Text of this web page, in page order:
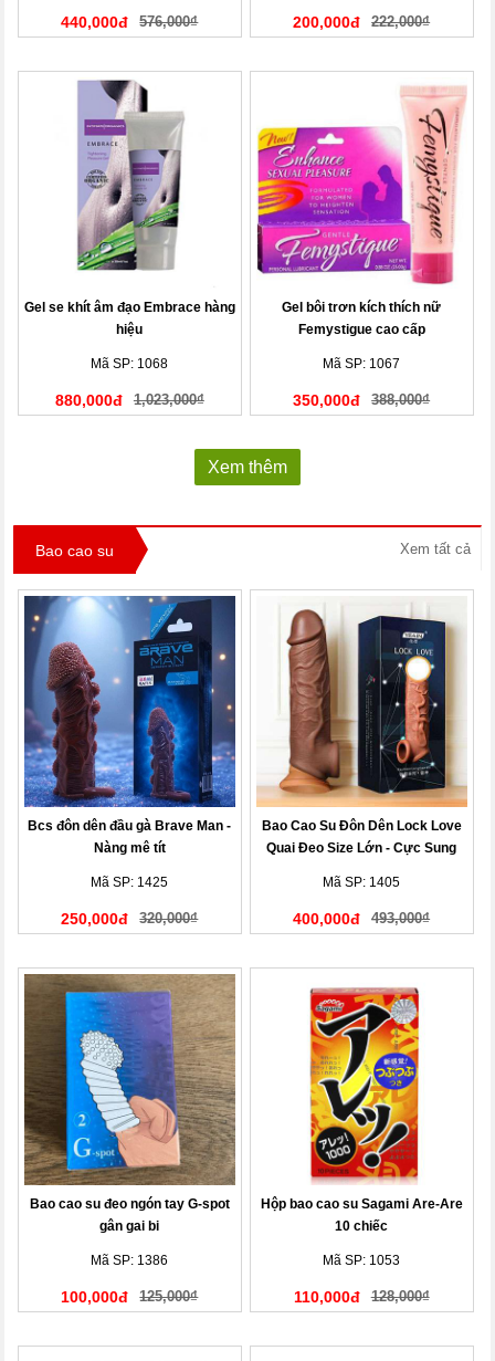
440,000đ 576,000₫ 200,000đ 222,000₫
Gel se khít âm đạo Embrace hàng
hiệu
Mã SP: 1068
880,000đ 1,023,000₫
Gel bôi trơn kích thích nữ
Femystigue cao cấp
Mã SP: 1067
350,000đ 388,000₫
Xem thêm
Bao cao su Xem tất cả
Bcs đôn dên đầu gà Brave Man -
Nàng mê tít
Mã SP: 1425
250,000đ 320,000₫
Bao Cao Su Đôn Dên Lock Love
Quai Đeo Size Lớn - Cực Sung
Mã SP: 1405
400,000đ 493,000₫
Bao cao su đeo ngón tay G-spot
gân gai bi
Mã SP: 1386
100,000đ 125,000₫
Hộp bao cao su Sagami Are-Are
10 chiếc
Mã SP: 1053
110,000đ 128,000₫